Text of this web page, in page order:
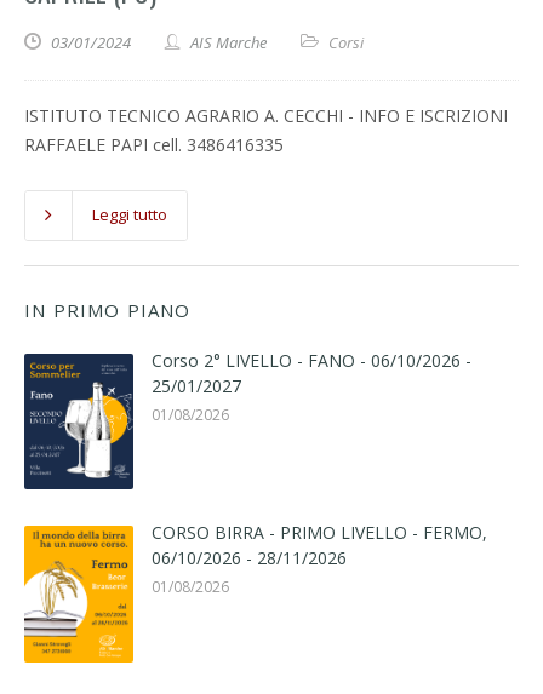
03/01/2024 AIS Marche Corsi
ISTITUTO TECNICO AGRARIO A. CECCHI - INFO E ISCRIZIONI
RAFFAELE PAPI cell. 3486416335
Leggi tutto
IN PRIMO PIANO
Corso 2° LIVELLO - FANO - 06/10/2026 -
25/01/2027
01/08/2026
CORSO BIRRA - PRIMO LIVELLO - FERMO,
06/10/2026 - 28/11/2026
01/08/2026